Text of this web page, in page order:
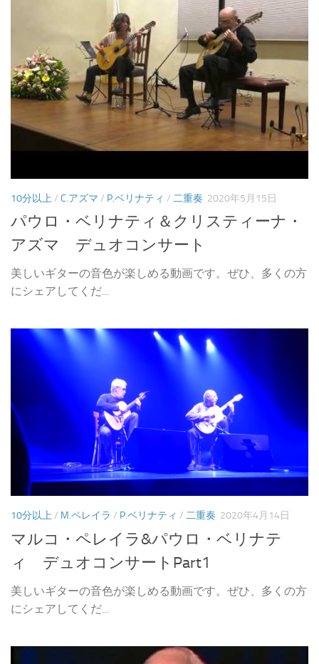
10分以上 / C.アズマ / P.ベリナティ / 二重奏 2020年5月15日
パウロ・ベリナティ＆クリスティーナ・
アズマ デュオコンサート
美しいギターの音色が楽しめる動画です。ぜひ、多くの方
にシェアしてくだ...
10分以上/ M.ペレイラ / P.ベリナティ / 二重奏 2020年4月14日
マルコ・ペレイラ&パウロ・ベリナテ
ィ デュオコンサートPart1
美しいギターの音色が楽しめる動画です。ぜひ、多くの方
にシェアしてくだ...